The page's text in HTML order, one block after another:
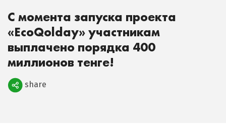
С момента запуска проекта
«EcoQolday» участникам
выплачено порядка 400
миллионов тенге!
Поделиться
share